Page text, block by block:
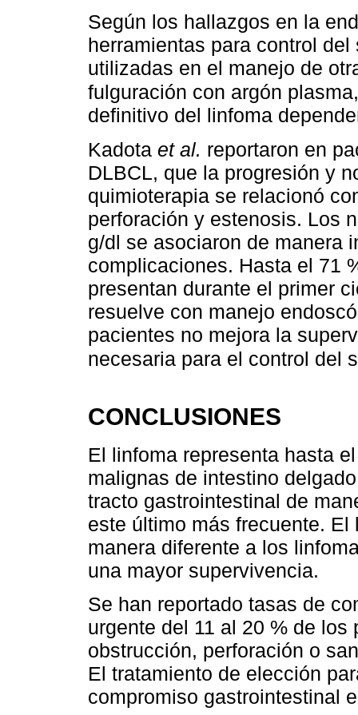
Según los hallazgos en la
herramientas para control
utilizadas en el manejo de
fulguración con argón
definitivo del linfoma
Kadota et al. reportaron en
DLBCL, que la progresión y
quimioterapia se relacionó
perforación y estenosis. Los
g/dl se asociaron de manera
complicaciones. Hasta el 71
presentan durante el primer
resuelve con manejo
pacientes no mejora la
necesaria para el control del
CONCLUSIONES
El linfoma representa hasta
malignas de intestino
tracto gastrointestinal de
este último más frecuente.
manera diferente a los
una mayor supervivencia.
Se han reportado tasas de
urgente del 11 al 20 % de
obstrucción, perforación o
El tratamiento de elección
compromiso gastrointestinal